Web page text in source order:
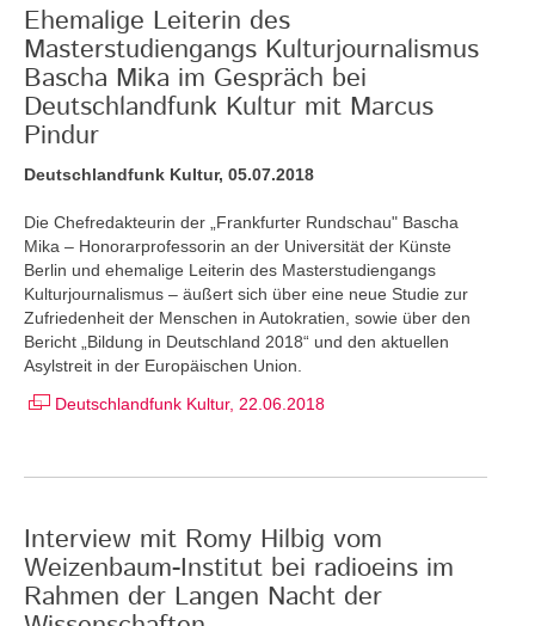
Ehemalige Leiterin des
Masterstudiengangs Kulturjournalismus
Bascha Mika im Gespräch bei
Deutschlandfunk Kultur mit Marcus
Pindur
Deutschlandfunk Kultur, 05.07.2018
Die Chefredakteurin der „Frankfurter Rundschau" Bascha
Mika – Honorarprofessorin an der Universität der Künste
Berlin und ehemalige Leiterin des Masterstudiengangs
Kulturjournalismus – äußert sich über eine neue Studie zur
Zufriedenheit der Menschen in Autokratien, sowie über den
Bericht „Bildung in Deutschland 2018“ und den aktuellen
Asylstreit in der Europäischen Union.
Deutschlandfunk Kultur, 22.06.2018
Interview mit Romy Hilbig vom
Weizenbaum-Institut bei radioeins im
Rahmen der Langen Nacht der